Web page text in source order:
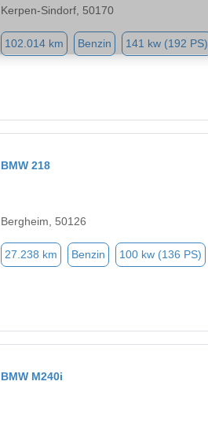
Kerpen-Sindorf, 50170
102.014 km Benzin 141 kw (192 PS)
BMW 218
Bergheim, 50126
27.238 km Benzin 100 kw (136 PS)
BMW M240i